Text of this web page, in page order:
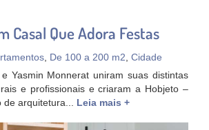
Casal Que Adora Festas
, De 100 a 200 m2, Cidade
Yasmin Monnerat uniram suas distintas
e profissionais e criaram a Hobjeto –
de arquitetura... Leia mais +